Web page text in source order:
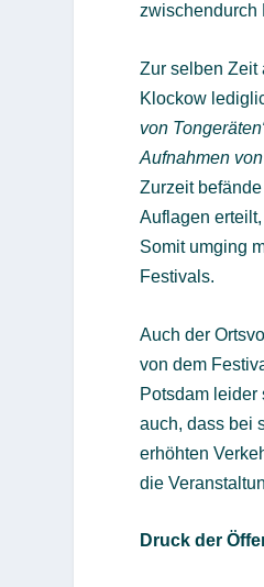
zwischendurch
Zur selben Zeit
Klockow
von
Aufnahmen
Zurzeit
Auflagen
Somit umging
Festivals.
Auch der
von dem
Potsdam leider
auch, dass bei
erhöhten
die
Druck der